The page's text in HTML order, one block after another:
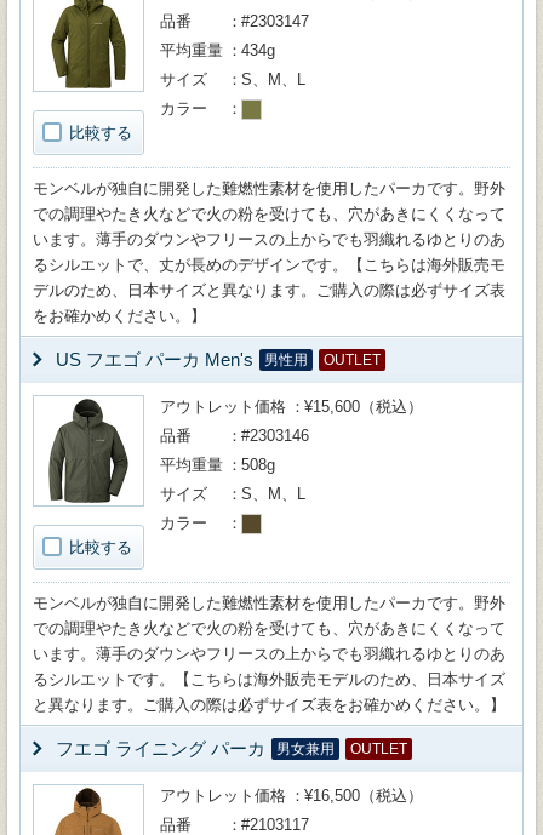
比較する
品番
#2303147
平均重量
434g
サイズ
S、M、L
カラー
モンベルが独自に開発した難燃性素材を使用したパーカです。野外
での調理やたき火などで火の粉を受けても、穴があきにくくなって
います。薄手のダウンやフリースの上からでも羽織れるゆとりのあ
るシルエットで、丈が長めのデザインです。【こちらは海外販売モ
デルのため、日本サイズと異なります。ご購入の際は必ずサイズ表
をお確かめください。】
US フエゴ パーカ Men's 男性用 OUTLET
比較する
アウトレット価格
¥15,600（税込）
品番
#2303146
平均重量
508g
サイズ
S、M、L
カラー
モンベルが独自に開発した難燃性素材を使用したパーカです。野外
での調理やたき火などで火の粉を受けても、穴があきにくくなって
います。薄手のダウンやフリースの上からでも羽織れるゆとりのあ
るシルエットです。【こちらは海外販売モデルのため、日本サイズ
と異なります。ご購入の際は必ずサイズ表をお確かめください。】
フエゴ ライニング パーカ 男女兼用 OUTLET
アウトレット価格
¥16,500（税込）
品番
#2103117